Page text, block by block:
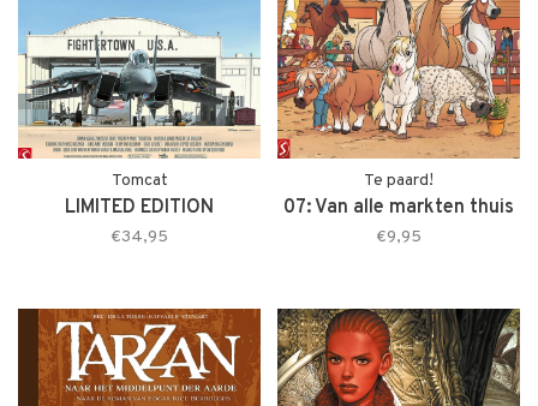
Tomcat
LIMITED EDITION
€34,95
Te paard!
07: Van alle markten thuis
€9,95